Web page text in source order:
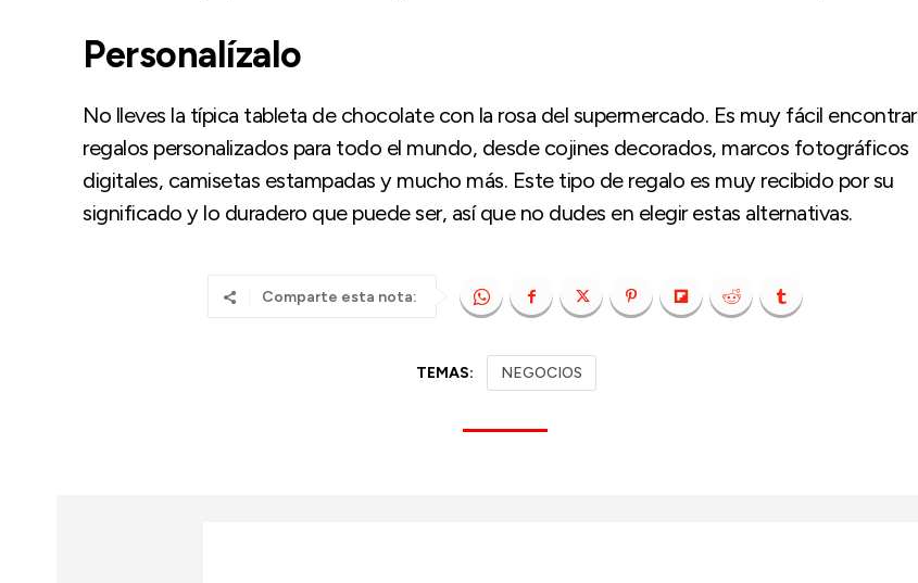
Personalízalo
No lleves la típica tableta de chocolate con la rosa del supermercado. Es muy fácil encontrar
regalos personalizados para todo el mundo, desde cojines decorados, marcos fotográficos
digitales, camisetas estampadas y mucho más. Este tipo de regalo es muy recibido por su
significado y lo duradero que puede ser, así que no dudes en elegir estas alternativas.
Comparte esta nota:
TEMAS: NEGOCIOS